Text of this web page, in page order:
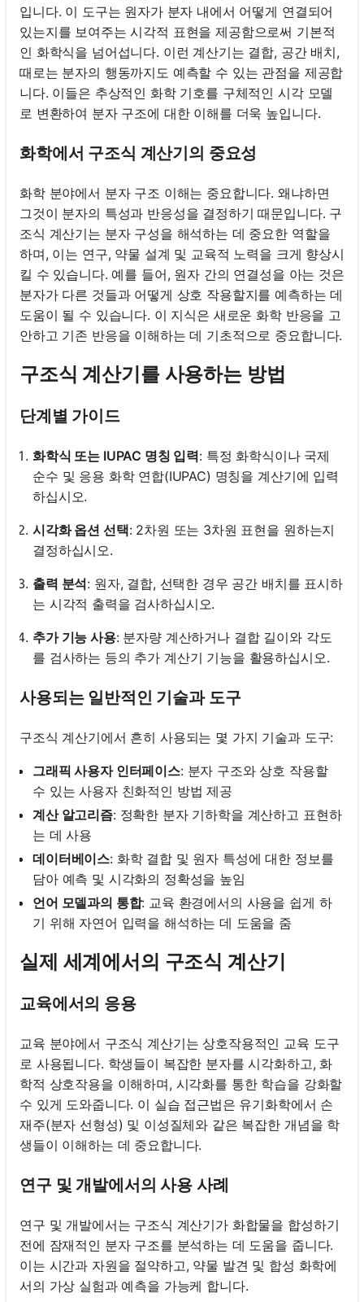
입니다. 이 도구는 원자가 분자 내에서 어떻게 연결되어
있는지를 보여주는 시각적 표현을 제공함으로써 기본적
인 화학식을 넘어섭니다. 이런 계산기는 결합, 공간 배치,
때로는 분자의 행동까지도 예측할 수 있는 관점을 제공합
니다. 이들은 추상적인 화학 기호를 구체적인 시각 모델
로 변환하여 분자 구조에 대한 이해를 더욱 높입니다.
화학에서 구조식 계산기의 중요성
화학 분야에서 분자 구조 이해는 중요합니다. 왜냐하면
그것이 분자의 특성과 반응성을 결정하기 때문입니다. 구
조식 계산기는 분자 구성을 해석하는 데 중요한 역할을
하며, 이는 연구, 약물 설계 및 교육적 노력을 크게 향상시
킬 수 있습니다. 예를 들어, 원자 간의 연결성을 아는 것은
분자가 다른 것들과 어떻게 상호 작용할지를 예측하는 데
도움이 될 수 있습니다. 이 지식은 새로운 화학 반응을 고
안하고 기존 반응을 이해하는 데 기초적으로 중요합니다.
구조식 계산기를 사용하는 방법
단계별 가이드
화학식 또는 IUPAC 명칭 입력: 특정 화학식이나 국제
순수 및 응용 화학 연합(IUPAC) 명칭을 계산기에 입력
하십시오.
시각화 옵션 선택: 2차원 또는 3차원 표현을 원하는지
결정하십시오.
출력 분석: 원자, 결합, 선택한 경우 공간 배치를 표시하
는 시각적 출력을 검사하십시오.
추가 기능 사용: 분자량 계산하거나 결합 길이와 각도
를 검사하는 등의 추가 계산기 기능을 활용하십시오.
사용되는 일반적인 기술과 도구
구조식 계산기에서 흔히 사용되는 몇 가지 기술과 도구:
그래픽 사용자 인터페이스: 분자 구조와 상호 작용할
수 있는 사용자 친화적인 방법 제공
계산 알고리즘: 정확한 분자 기하학을 계산하고 표현하
는 데 사용
데이터베이스: 화학 결합 및 원자 특성에 대한 정보를
담아 예측 및 시각화의 정확성을 높임
언어 모델과의 통합: 교육 환경에서의 사용을 쉽게 하
기 위해 자연어 입력을 해석하는 데 도움을 줌
실제 세계에서의 구조식 계산기
교육에서의 응용
교육 분야에서 구조식 계산기는 상호작용적인 교육 도구
로 사용됩니다. 학생들이 복잡한 분자를 시각화하고, 화
학적 상호작용을 이해하며, 시각화를 통한 학습을 강화할
수 있게 도와줍니다. 이 실습 접근법은 유기화학에서 손
재주(분자 선형성) 및 이성질체와 같은 복잡한 개념을 학
생들이 이해하는 데 중요합니다.
연구 및 개발에서의 사용 사례
연구 및 개발에서는 구조식 계산기가 화합물을 합성하기
전에 잠재적인 분자 구조를 분석하는 데 도움을 줍니다.
이는 시간과 자원을 절약하고, 약물 발견 및 합성 화학에
서의 가상 실험과 예측을 가능케 합니다.